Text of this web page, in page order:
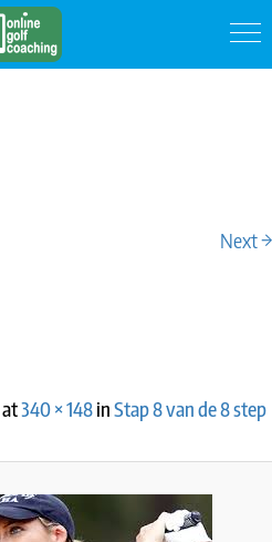
Next →
at340 × 148inStap 8 van de 8 step